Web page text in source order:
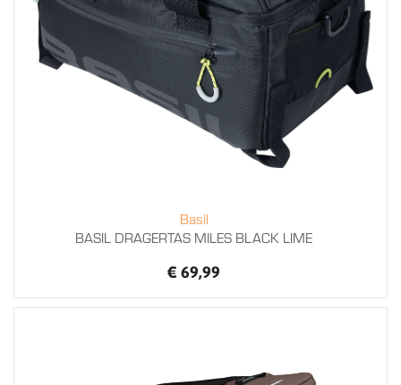
Basil
BASIL DRAGERTAS MILES BLACK LIME
€ 69,99